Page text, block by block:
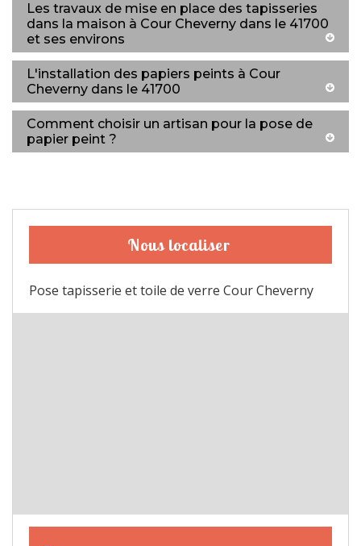
Les travaux de mise en place des tapisseries
dans la maison à Cour Cheverny dans le 41700
et ses environs
L'installation des papiers peints à Cour
Cheverny dans le 41700
Comment choisir un artisan pour la pose de
papier peint ?
Nous localiser
Pose tapisserie et toile de verre Cour Cheverny